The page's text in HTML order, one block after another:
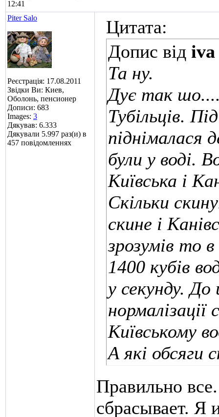
12:41
Piter Salo
Реєстрація: 17.08.2011
Звідки Ви: Киев,
Оболонь, пенсионер
Дописи: 683
Images: 3
Дякував: 6.333
Дякували 5.997 раз(и) в
457 повідомленнях
Цитата:
Допис від iva
Та ну.
Дує так
Тубільців.
піднімалася
були у воді.
Київська і
Скільки
скине і
зрозумів то
1400 кубів
у секунду.
нормалізації
Київському
А які обсяги
Правильно
сбрасывает. Я